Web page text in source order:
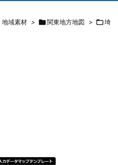
地域素材 > 関東地方地図 > 埼